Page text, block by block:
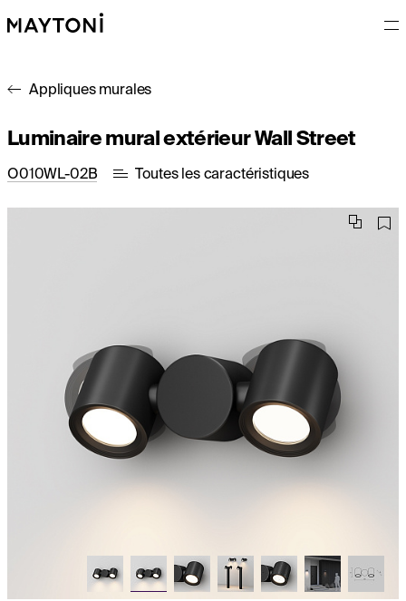
Appliques murales
Luminaire mural extérieur Wall Street
O010WL-02B Toutes les caractéristiques